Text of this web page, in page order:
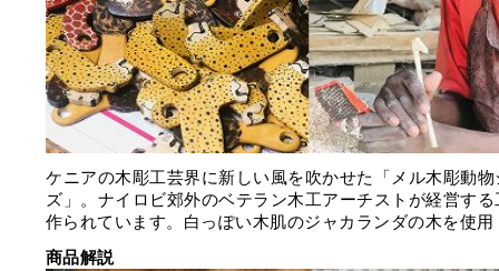
ケニアの木彫工芸界に新しい風を吹かせた「メル木彫動
ズ」。ナイロビ郊外のベテラン木工アーチストが経営す
作られています。白っぽい木肌のジャカランダの木を使用
商品解説